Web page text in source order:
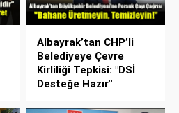
Albayrak’tan CHP’li
Belediyeye Çevre
Kirliliği Tepkisi: "DSİ
Desteğe Hazır"